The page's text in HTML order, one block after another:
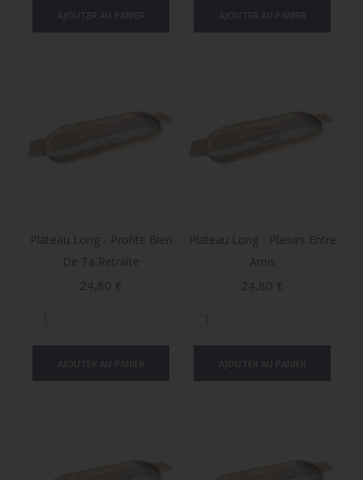
Plateau Long - Profite Bien
De Ta Retraite
Prix
24,80 €
Plateau Long - Plaisirs Entre
Amis
Prix
24,80 €